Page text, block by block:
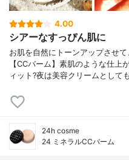
4.00
シアーなすっぴん肌に
お肌を自然にトーンアップさせ
【CCバーム】素肌のような仕上
ィット?夜は美容クリームとして
24h cosme
24 ミネラルCCバーム